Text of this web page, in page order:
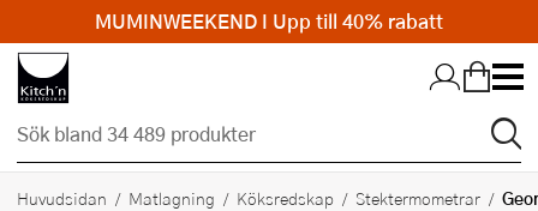
Hopp till huvudinnehållet
Huvudsidan Matlagning Köksredskap Stektermometrar
MUMINWEEKEND I Upp till 40% rabatt